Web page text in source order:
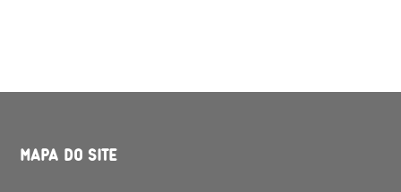
MAPA DO SITE